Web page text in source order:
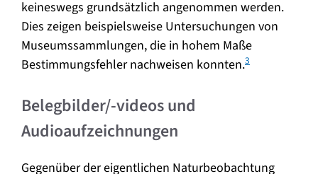
keineswegs grundsätzlich angenommen werden.
Dies zeigen beispielsweise Untersuchungen von
Museumssammlungen, die in hohem Maße
Bestimmungsfehler nachweisen konnten.3
Belegbilder/-videos und
Audioaufzeichnungen
Gegenüber der eigentlichen Naturbeobachtung